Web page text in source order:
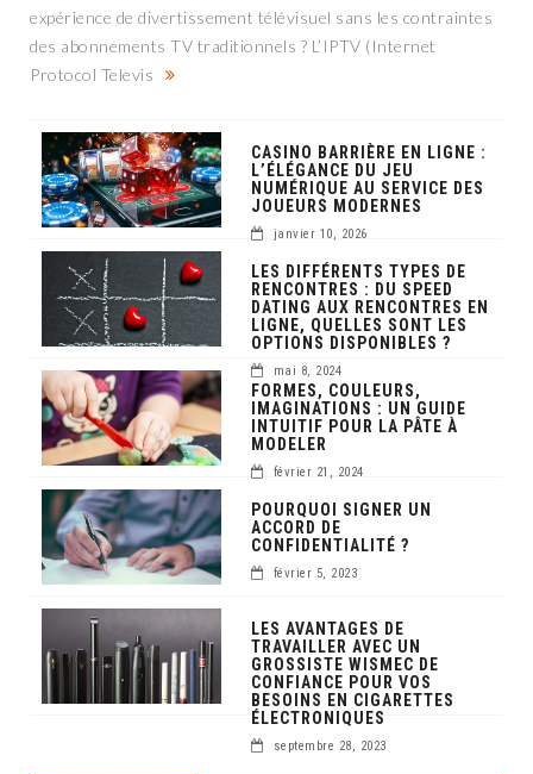
expérience de divertissement télévisuel sans les contraintes
des abonnements TV traditionnels ? L’IPTV (Internet
Protocol Televis
CASINO BARRIÈRE EN LIGNE :
L’ÉLÉGANCE DU JEU
NUMÉRIQUE AU SERVICE DES
JOUEURS MODERNES
janvier 10, 2026
LES DIFFÉRENTS TYPES DE
RENCONTRES : DU SPEED
DATING AUX RENCONTRES EN
LIGNE, QUELLES SONT LES
OPTIONS DISPONIBLES ?
mai 8, 2024
FORMES, COULEURS,
IMAGINATIONS : UN GUIDE
INTUITIF POUR LA PÂTE À
MODELER
février 21, 2024
POURQUOI SIGNER UN
ACCORD DE
CONFIDENTIALITÉ ?
février 5, 2023
LES AVANTAGES DE
TRAVAILLER AVEC UN
GROSSISTE WISMEC DE
CONFIANCE POUR VOS
BESOINS EN CIGARETTES
ÉLECTRONIQUES
septembre 28, 2023